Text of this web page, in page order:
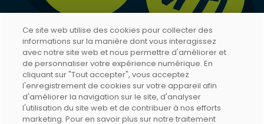
Ce site web utilise des cookies pour collecter des
informations sur la manière dont vous interagissez
avec notre site web et nous permettre d'améliorer et
de personnaliser votre expérience numérique. En
cliquant sur "Tout accepter", vous acceptez
l'enregistrement de cookies sur votre appareil afin
d'améliorer la navigation sur le site, d'analyser
l'utilisation du site web et de contribuer à nos efforts
marketing. Pour en savoir plus sur notre traitement